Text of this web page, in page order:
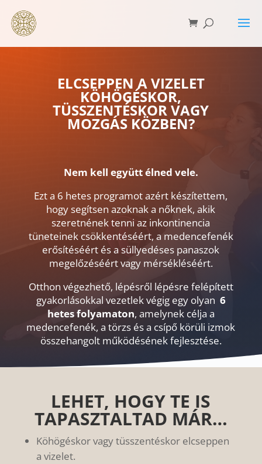
ELCSEPPEN A VIZELET
KÖHÖGÉSKOR,
TÜSSZENTÉSKOR VAGY
MOZGÁS KÖZBEN?
Nem kell együtt élned vele.
Ezt a 6 hetes programot azért készítettem,
hogy segítsen azoknak a nőknek, akik
szeretnének tenni az inkontinencia
tüneteinek csökkentéséért, a medencefenék
erősítéséért és a süllyedéses panaszok
megelőzéséért vagy mérsékléséért.
Otthon végezhető, lépésről lépésre felépített
gyakorlásokkal vezetlek végig egy olyan 6
hetes folyamaton, amelynek célja a
medencefenék, a törzs és a csípő körüli izmok
összehangolt működésének fejlesztése.
LEHET, HOGY TE IS
TAPASZTALTAD MÁR…
Köhögéskor vagy tüsszentéskor elcseppen
a vizelet.